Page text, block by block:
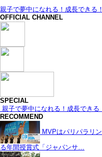
親子で夢中になれる！成長できる
OFFICIAL CHANNEL
SPECIAL
親子で夢中になれる！成長でき
RECOMMEND
MVPはパリパラリ
る年間授賞式「ジャパンサ…